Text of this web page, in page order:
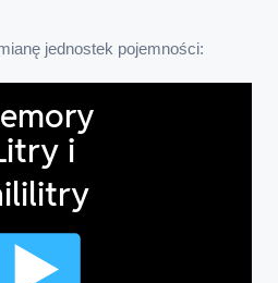
jednostek pojemności: